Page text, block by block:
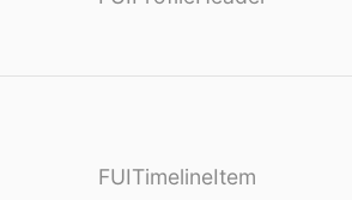
FUITimelineItem